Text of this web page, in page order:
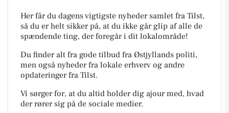
Her får du dagens vigtigste nyheder samlet fra Tilst,
så du er helt sikker på, at du ikke går glip af alle de
spændende ting, der foregår i dit lokalområde!
Du finder alt fra gode tilbud fra Østjyllands politi,
men også nyheder fra lokale erhverv og andre
opdateringer fra Tilst.
Vi sørger for, at du altid holder dig ajour med, hvad
der rører sig på de sociale medier.